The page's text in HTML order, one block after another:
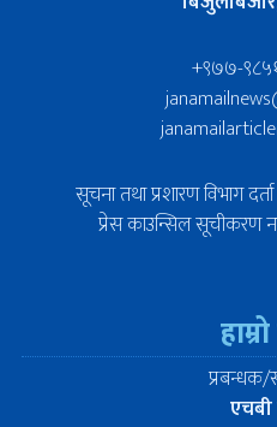
+९७७-
सूचना तथा प्रशारण विभाग
प्रेस काउन्सिल सूचीकरण